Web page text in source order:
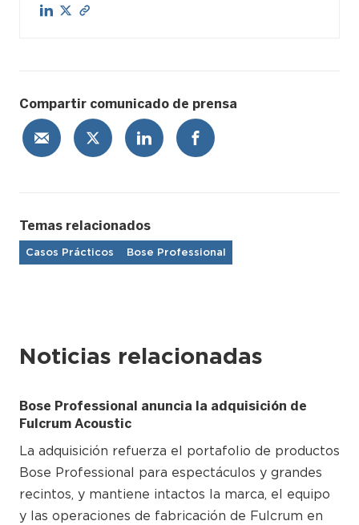
Compartir comunicado de prensa
Temas relacionados
Casos Prácticos Bose Professional
Noticias relacionadas
Bose Professional anuncia la adquisición de
Fulcrum Acoustic
La adquisición refuerza el portafolio de productos
Bose Professional para espectáculos y grandes
recintos, y mantiene intactos la marca, el equipo
y las operaciones de fabricación de Fulcrum en